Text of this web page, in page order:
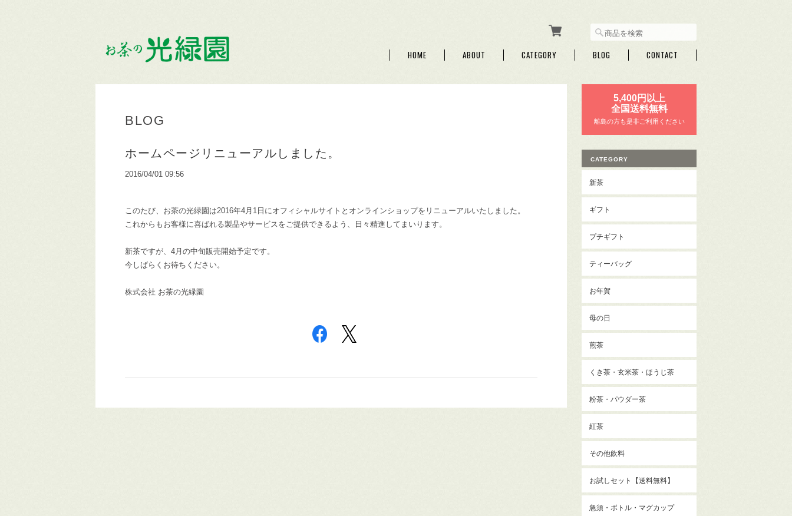
HOME ABOUT CATEGORY BLOG CONTACT
BLOG
ホームページリニューアルしました。
2016/04/01 09:56
このたび、お茶の光緑園は2016年4月1日にオフィシャルサイトとオンラインショップをリニューアルいたしました。
これからもお客様に喜ばれる製品やサービスをご提供できるよう、日々精進してまいります。
新茶ですが、4月の中旬販売開始予定です。
今しばらくお待ちください。
株式会社 お茶の光緑園
5,400円以上
全国送料無料
離島の方も是非ご利用ください
CATEGORY
新茶
ギフト
プチギフト
ティーバッグ
お年賀
母の日
煎茶
くき茶・玄米茶・ほうじ茶
粉茶・パウダー茶
紅茶
その他飲料
お試しセット【送料無料】
急須・ボトル・マグカップ